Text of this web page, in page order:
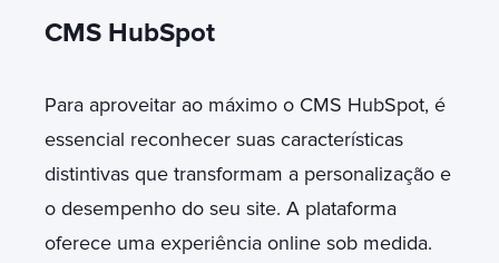
CMS HubSpot
Para aproveitar ao máximo o CMS HubSpot, é
essencial reconhecer suas características
distintivas que transformam a personalização e
o desempenho do seu site. A plataforma
oferece uma experiência online sob medida.